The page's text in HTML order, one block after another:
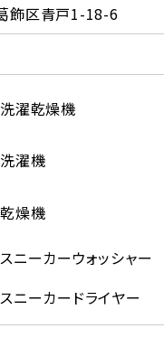
飾区青戸1-18-6
洗濯乾燥機
洗濯機
乾燥機
スニーカーウォッシャー
スニーカードライヤー